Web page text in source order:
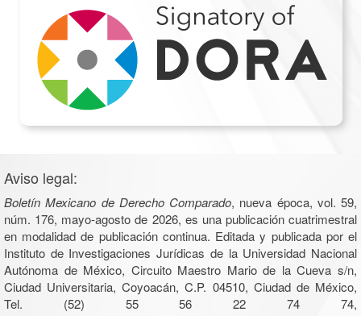
Aviso legal:
Boletín Mexicano de Derecho Comparado, nueva época, vol. 59,
núm. 176, mayo-agosto de 2026, es una publicación cuatrimestral
en modalidad de publicación continua. Editada y publicada por el
Instituto de Investigaciones Jurídicas de la Universidad Nacional
Autónoma de México, Circuito Maestro Mario de la Cueva s/n,
Ciudad Universitaria, Coyoacán, C.P. 04510, Ciudad de México,
Tel. (52) 55 56 22 74 74,